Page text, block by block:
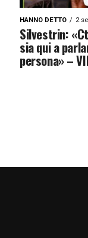
HANNO DETTO 2
Silvestrin:
sia qui a
persona» –